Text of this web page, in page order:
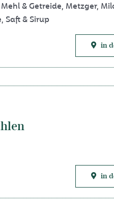
Mehl & Getreide, Metzger,
, Saft & Sirup
in
in